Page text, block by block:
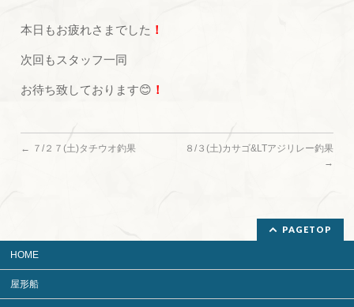
本日もお疲れさまでした ！
次回もスタッフ一同
お待ち致しております😊 ！
← ７/２７(土)タチウオ釣果
８/３(土)カサゴ&LTアジリレー釣果
→
PAGETOP
HOME
屋形船